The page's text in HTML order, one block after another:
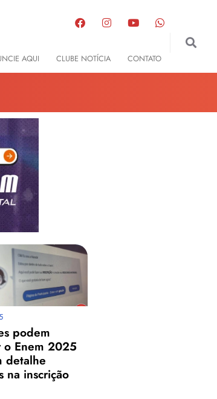
AQUI CLUBE NOTÍCIA CONTATO
podem
o Enem 2025
detalhe
na inscrição